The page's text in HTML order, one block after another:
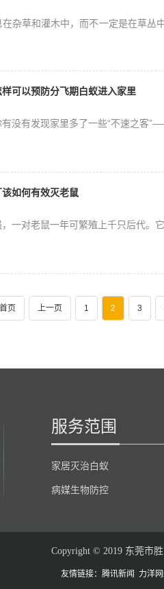
杂草和灌木中，而不一定是在草
可以预防分飞期白蚁进入家里
没有发现家里多了一些“不速之客
如何有效灭老鼠
一对老鼠一年可繁殖上千只后代。
首页 上一页 1 2 3
服务范围
家居灭治白蚁
病媒生物防控
Copyright © 2019 东莞市
友情链接： 腾讯新闻 力洋